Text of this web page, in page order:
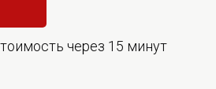
через 15 минут